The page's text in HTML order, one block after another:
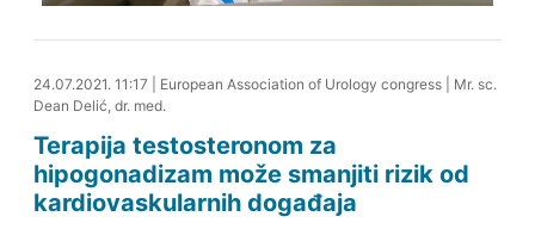
24.07.2021. 11:39
24.07.2021. 11:17 European Association of Urology congress| Mr. sc.
Dean Delić, dr. med.
Terapija testosteronom za
hipogonadizam može smanjiti rizik od
kardiovaskularnih događaja